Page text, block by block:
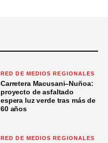
RED DE MEDIOS REGIONALES
Carretera Macusani–Nuñoa:
proyecto de asfaltado
espera luz verde tras más de
60 años
RED DE MEDIOS REGIONALES